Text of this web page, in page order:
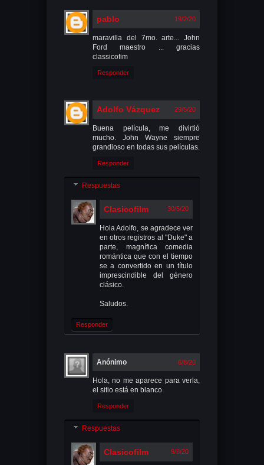
pablo 19/2/20
maravilla del 7mo. arte... John
Ford maestro ... gracias
classicofim
Responder
Adolfo Vázquez 29/5/20
Buena película, me divirtió
mucho. John Wayne siempre
grandioso en todas sus películas.
Responder
Respuestas
Clasicofilm 30/5/20
Hola Adolfo, se agradece ver
en otros registros al "Duke" a
parte, magnífica comedia
romántica que con el tiempo
se a convertido en un título
imprescindible del género
clásico.
Saludos.
Responder
Anónimo 6/8/20
Hola, no me aparece para verla,
el sitio está en blanco
Responder
Respuestas
Clasicofilm 9/8/20